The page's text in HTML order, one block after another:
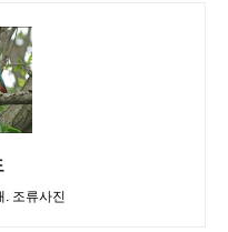
. 조류사진